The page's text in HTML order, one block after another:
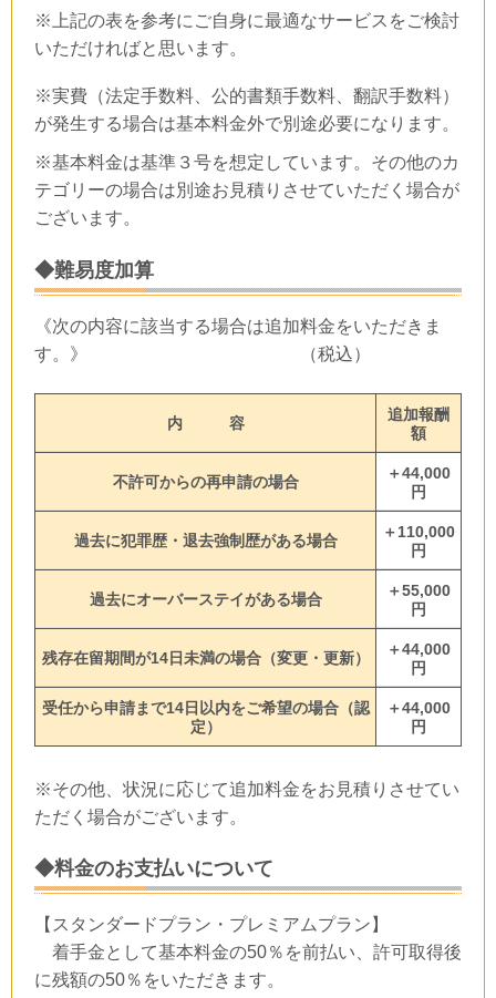
※上記の表を参考にご自身に最適なサービスをご検討
いただければと思います。
※実費（法定手数料、公的書類手数料、翻訳手数料）
が発生する場合は基本料金外で別途必要になります。
※基本料金は基準３号を想定しています。その他のカ
テゴリーの場合は別途お見積りさせていただく場合が
ございます。
◆難易度加算
《次の内容に該当する場合は追加料金をいただきま
す。》 （税込）
内 容
追加報酬
額
不許可からの再申請の場合
＋44,000
円
過去に犯罪歴・退去強制歴がある場合
＋110,000
円
過去にオーバーステイがある場合
＋55,000
円
残存在留期間が14日未満の場合（変更・更新）
＋44,000
円
受任から申請まで14日以内をご希望の場合（認
定）
＋44,000
円
※その他、状況に応じて追加料金をお見積りさせてい
ただく場合がございます。
◆料金のお支払いについて
【スタンダードプラン・プレミアムプラン】
着手金として基本料金の50％を前払い、許可取得後
に残額の50％をいただきます。